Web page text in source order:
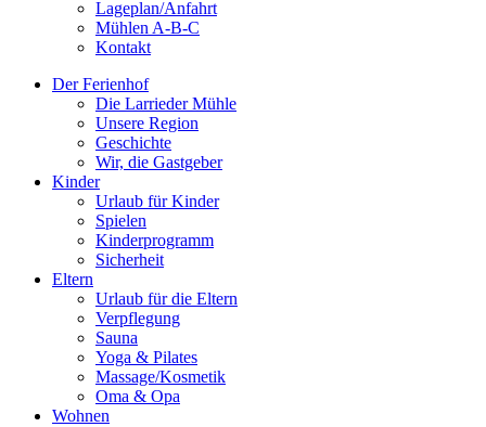
Lageplan/Anfahrt
Mühlen A-B-C
Kontakt
Der Ferienhof
Die Larrieder Mühle
Unsere Region
Geschichte
Wir, die Gastgeber
Kinder
Urlaub für Kinder
Spielen
Kinderprogramm
Sicherheit
Eltern
Urlaub für die Eltern
Verpflegung
Sauna
Yoga & Pilates
Massage/Kosmetik
Oma & Opa
Wohnen